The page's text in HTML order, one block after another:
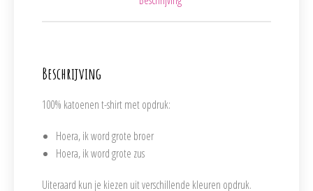
Beschrijving
100% katoenen t-shirt met opdruk:
Hoera, ik word grote broer
Hoera, ik word grote zus
Uiteraard kun je kiezen uit verschillende kleuren opdruk.